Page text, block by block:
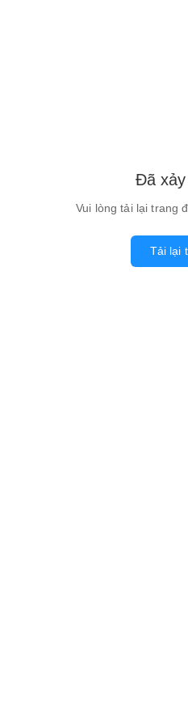
Đã
Vui lòng tải lại trang
Tải lại